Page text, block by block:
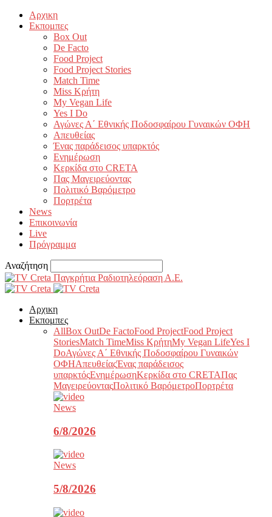
Αρχικη
Εκπομπες
Box Out
De Facto
Food Project
Food Project Stories
Match Time
Miss Κρήτη
My Vegan Life
Yes I Do
Αγώνες Α΄ Εθνικής Ποδοσφαίρου Γυναικών ΟΦΗ
Απευθείας
Ένας παράδεισος υπαρκτός
Ενημέρωση
Κερκίδα στο CRETA
Πας Μαγειρεύοντας
Πολιτικό Βαρόμετρο
Πορτρέτα
News
Επικοινωνία
Live
Πρόγραμμα
Αναζήτηση
Παγκρήτια Ραδιοτηλεόραση Α.Ε.
Αρχικη
Εκπομπες
AllBox OutDe FactoFood ProjectFood Project
StoriesMatch TimeMiss ΚρήτηMy Vegan LifeYes I
DoΑγώνες Α΄ Εθνικής Ποδοσφαίρου Γυναικών
ΟΦΗΑπευθείαςΈνας παράδεισος
υπαρκτόςΕνημέρωσηΚερκίδα στο CRETAΠας
ΜαγειρεύονταςΠολιτικό ΒαρόμετροΠορτρέτα
News
6/8/2026
News
5/8/2026